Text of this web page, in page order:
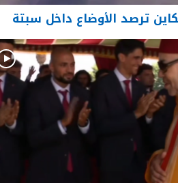
ترصد الأوضاع داخل سبتة